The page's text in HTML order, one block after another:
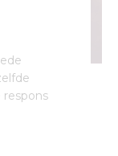
respons